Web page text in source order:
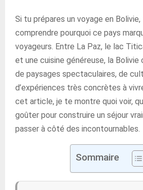
Si tu prépares un voyage en
comprendre pourquoi ce pays
voyageurs. Entre La Paz, le lac
et une cuisine généreuse, la
de paysages spectaculaires, de
d’expériences très concrètes à
cet article, je te montre quoi voir,
goûter pour construire un séjour
passer à côté des incontournables.
Sommaire